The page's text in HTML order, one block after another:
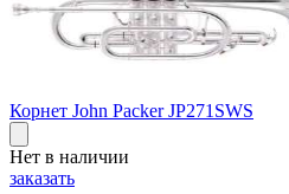
Корнет John Packer JP271SWS
Нет в наличии
заказать